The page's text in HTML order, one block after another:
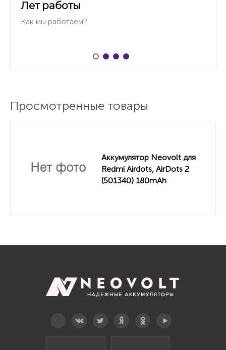
Лет работы
Как мы работаем?
Просмотренные товары
Аккумулятор Neovolt для
Redmi Airdots, AirDots 2
(501340) 180mAh